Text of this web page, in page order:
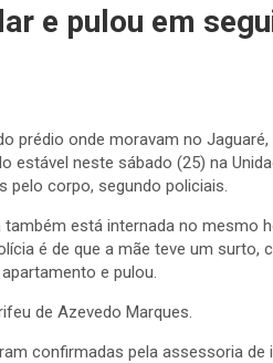
e pulou em
prédio onde moravam no
estável neste sábado (25) na
pelo corpo, segundo policiais.
está internada no mesmo
é de que a mãe teve um surto,
e pulou.
de Azevedo Marques.
confirmadas pela assessoria de